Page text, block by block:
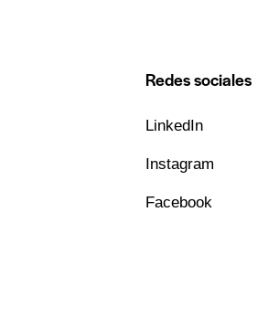
Redes sociales
LinkedIn
Instagram
Facebook